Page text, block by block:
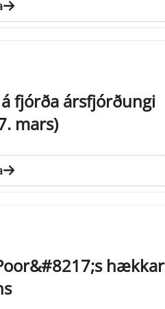
fjórða ársfjórðungi
mars)
hækkar